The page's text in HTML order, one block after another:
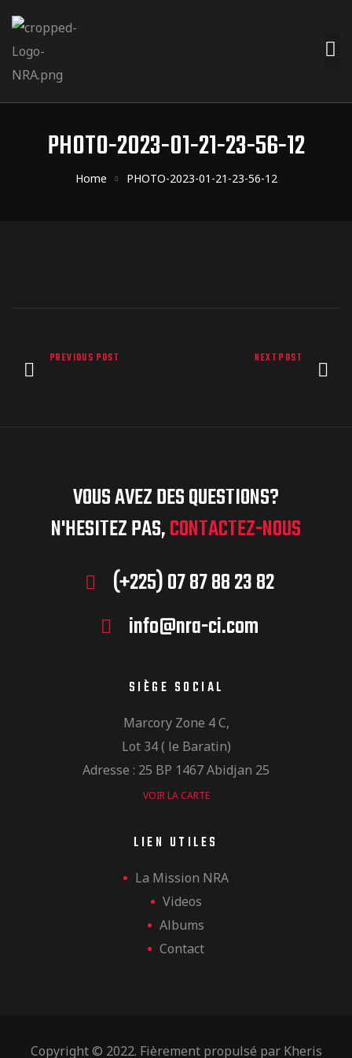
PHOTO-2023-01-21-23-56-12
Home PHOTO-2023-01-21-23-56-12
PREVIOUS POST NEXT POST
VOUS AVEZ DES QUESTIONS?
N'HESITEZ PAS,CONTACTEZ-NOUS
(+225) 07 87 88 23 82
info@nra-ci.com
SIÈGE SOCIAL
Marcory Zone 4 C,
Lot 34 ( le Baratin)
Adresse : 25 BP 1467 Abidjan 25
VOIR LA CARTE
LIEN UTILES
La Mission NRA
Videos
Albums
Contact
Copyright © 2022. Fièrement propulsé par Kheris